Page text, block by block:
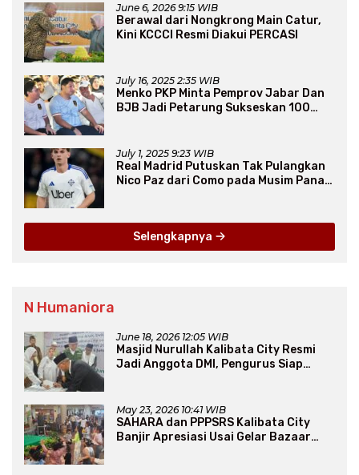
June 6, 2026 9:15 WIB
Berawal dari Nongkrong Main Catur,
Kini KCCCI Resmi Diakui PERCASI
July 16, 2025 2:35 WIB
Menko PKP Minta Pemprov Jabar Dan
BJB Jadi Petarung Sukseskan 100
July 1, 2025 9:23 WIB
Real Madrid Putuskan Tak Pulangkan
Nico Paz dari Como pada Musim Panas
Selengkapnya
N Humaniora
June 18, 2026 12:05 WIB
Masjid Nurullah Kalibata City Resmi
Jadi Anggota DMI, Pengurus Siap
May 23, 2026 10:41 WIB
SAHARA dan PPPSRS Kalibata City
Banjir Apresiasi Usai Gelar Bazaar